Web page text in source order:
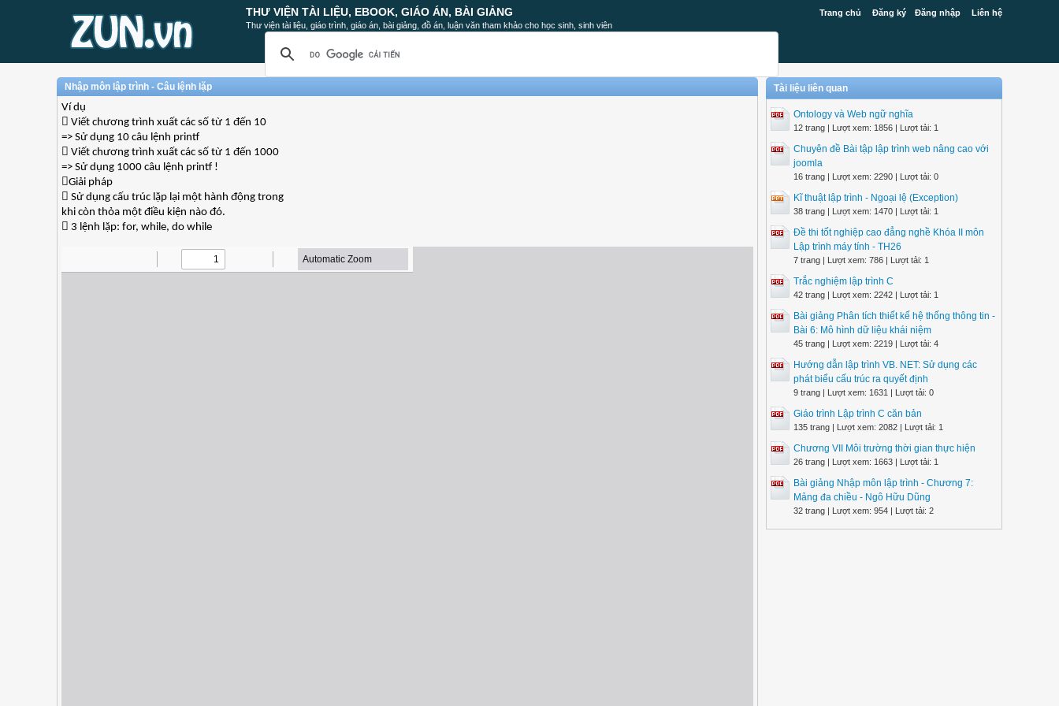
Trang chủ Đăng ký Đăng nhập Liên hệ
THƯ VIỆN TÀI LIỆU, EBOOK, GIÁO ÁN, BÀI GIẢNG
Thư viện tài liệu, giáo trình, giáo án, bài giảng, đồ án, luận văn tham khảo cho học sinh, sinh viên
Nhập môn lập trình - Câu lệnh lặp
Ví dụ
 Viết chương trình xuất các số từ 1 đến 10
=> Sử dụng 10 câu lệnh printf
 Viết chương trình xuất các số từ 1 đến 1000
=> Sử dụng 1000 câu lệnh printf !
Giải pháp
 Sử dụng cấu trúc lặp lại một hành động trong
khi còn thỏa một điều kiện nào đó.
 3 lệnh lặp: for, while, do while
Tài liệu liên quan
Ontology và Web ngữ nghĩa
12 trang | Lượt xem: 1856 | Lượt tải: 1
Chuyên đề Bài tập lập trình web nâng cao với
joomla
16 trang | Lượt xem: 2290 | Lượt tải: 0
Kĩ thuật lập trình - Ngoại lệ (Exception)
38 trang | Lượt xem: 1470 | Lượt tải: 1
Đề thi tốt nghiệp cao đẳng nghề Khóa II môn
Lập trình máy tính - TH26
7 trang | Lượt xem: 786 | Lượt tải: 1
Trắc nghiệm lập trình C
42 trang | Lượt xem: 2242 | Lượt tải: 1
Bài giảng Phân tích thiết kế hệ thống thông tin -
Bài 6: Mô hình dữ liệu khái niệm
45 trang | Lượt xem: 2219 | Lượt tải: 4
Hướng dẫn lập trình VB. NET: Sử dụng các
phát biểu cấu trúc ra quyết định
9 trang | Lượt xem: 1631 | Lượt tải: 0
Giáo trình Lập trình C căn bản
135 trang | Lượt xem: 2082 | Lượt tải: 1
Chương VII Môi trường thời gian thực hiện
26 trang | Lượt xem: 1663 | Lượt tải: 1
Bài giảng Nhập môn lập trình - Chương 7:
Mảng đa chiều - Ngô Hữu Dũng
32 trang | Lượt xem: 954 | Lượt tải: 2